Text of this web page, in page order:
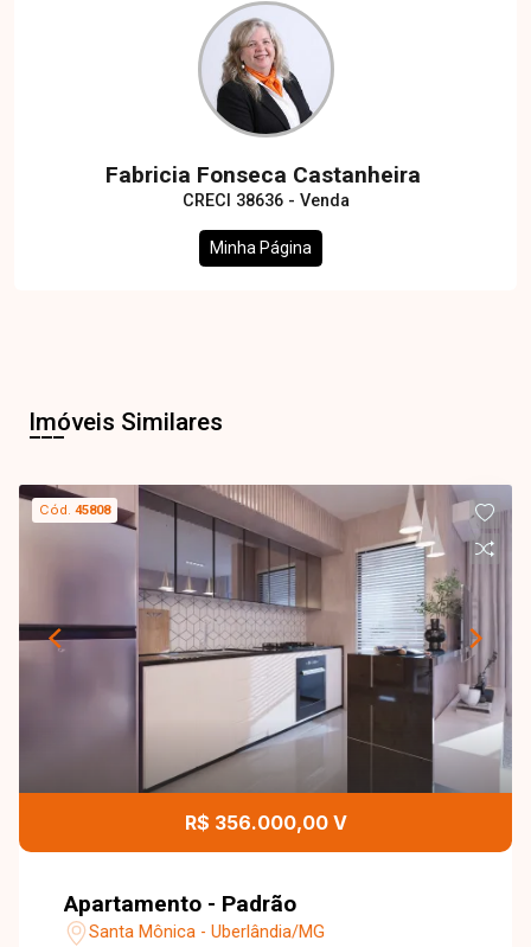
Fabricia Fonseca Castanheira
CRECI 38636 - Venda
Minha Página
Imóveis Similares
Cód.45808
R$ 356.000,00 V
Apartamento - Padrão
Santa Mônica - Uberlândia/MG